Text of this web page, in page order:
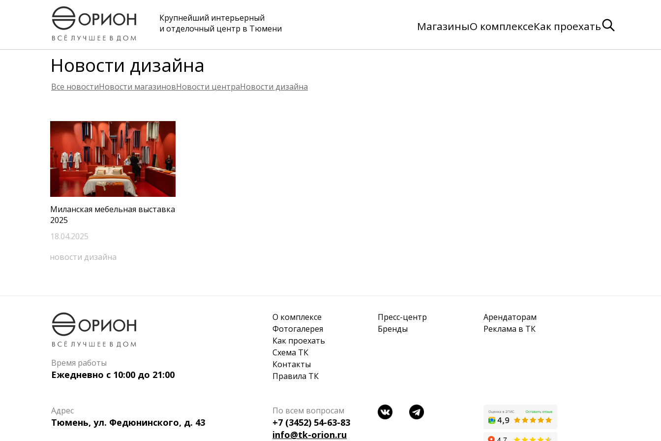
Крупнейший интерьерный
и отделочный центр в Тюмени
МагазиныО комплексеКак проехать
Новости дизайна
Все новостиНовости магазиновНовости центраНовости дизайна
Миланская мебельная выставка
2025
18.04.2025
новости дизайна
Время работы
Ежедневно с 10:00 до 21:00
Адрес
Тюмень, ул. Федюнинского, д. 43
О комплексе
Фотогалерея
Как проехать
Схема ТК
Контакты
Правила ТК
Пресс-центр
Бренды
Арендаторам
Реклама в ТК
По всем вопросам
+7 (3452) 54-63-83
info@tk-orion.ru